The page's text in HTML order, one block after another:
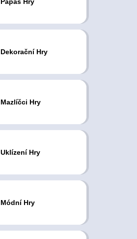
Dekorační Hry
Mazlíčci Hry
Uklízení Hry
Módní Hry